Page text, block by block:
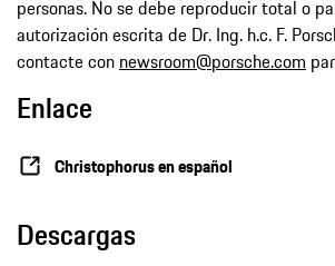
personas. No se debe reproducir total o
autorización escrita de Dr. Ing. h.c. F.
contacte con newsroom@porsche.com
Enlace
Christophorus en español
Descargas